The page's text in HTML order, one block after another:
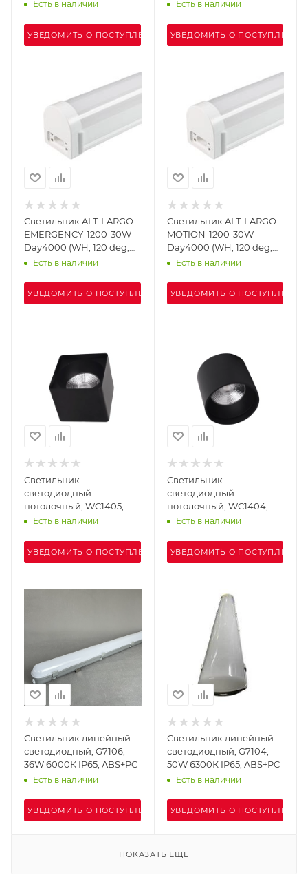
Есть в наличии
УВЕДОМИТЬ О ПОСТУПЛЕНИИ
Есть в наличии
УВЕДОМИТЬ О ПОСТУПЛЕНИИ
Светильник ALT-LARGO-
EMERGENCY-1200-30W
Day4000 (WH, 120 deg,
230V) (Arlight, IP65
Есть в наличии
УВЕДОМИТЬ О ПОСТУПЛЕНИИ
Светильник ALT-LARGO-
MOTION-1200-30W
Day4000 (WH, 120 deg,
230V) (Arlight, IP65
Есть в наличии
УВЕДОМИТЬ О ПОСТУПЛЕНИИ
Светильник
светодиодный
потолочный, WC1405,
LED 24W 4000К IP54,
Есть в наличии
УВЕДОМИТЬ О ПОСТУПЛЕНИИ
Светильник
светодиодный
потолочный, WC1404,
LED 24W 4000К IP54,
Есть в наличии
УВЕДОМИТЬ О ПОСТУПЛЕНИИ
Светильник линейный
светодиодный, G7106,
36W 6000К IP65, ABS+PC
Есть в наличии
УВЕДОМИТЬ О ПОСТУПЛЕНИИ
Светильник линейный
светодиодный, G7104,
50W 6300К IP65, ABS+PC
Есть в наличии
УВЕДОМИТЬ О ПОСТУПЛЕНИИ
ПОКАЗАТЬ ЕЩЕ